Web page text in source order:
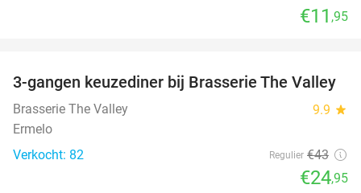
€11 ,95
42%
3-gangen keuzediner bij Brasserie The Valley
Brasserie The Valley 9.9 star
Ermelo
Verkocht: 82
Regulier €43
€24,95